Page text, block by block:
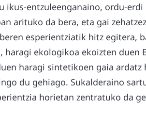
ikus-entzuleenganaino, ordu-
arituko da bera, eta gai
esperientziatik hitz egitera,
ekologikoa ekoizten duen
haragi sintetikoen gaia ardatz
du gehiago. Sukalderaino
horietan zentratuko da